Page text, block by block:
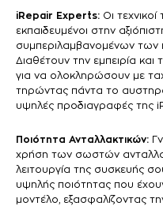
iRepair Experts: Οι
εκπαιδευμένοι στην
συμπεριλαμβανομένων
Διαθέτουν την εμπειρία και
για να ολοκληρώσουν με
τηρώντας πάντα το
υψηλές προδιαγραφές της
Ποιότητα Ανταλλακτικών:
χρήση των σωστών
λειτουργία της συσκευής
υψηλής ποιότητας που
μοντέλο, εξασφαλίζοντας